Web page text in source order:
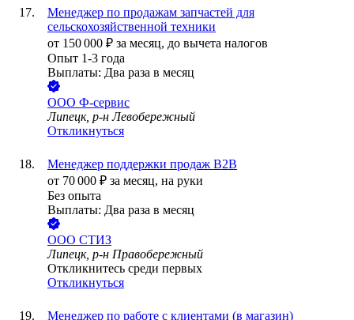
Менеджер по продажам запчастей для
сельскохозяйственной техники
от 150 000 ₽ за месяц, до вычета налогов
Опыт 1-3 года
Выплаты: Два раза в месяц
ООО Ф-сервис
Липецк, р-н Левобережный
Откликнуться
Менеджер поддержки продаж B2B
от 70 000 ₽ за месяц, на руки
Без опыта
Выплаты: Два раза в месяц
ООО СТИЗ
Липецк, р-н Правобережный
Откликнитесь среди первых
Откликнуться
Менеджер по работе с клиентами (в магазин)